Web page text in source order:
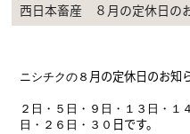
西日本畜産 ８月の定休日の
ニシチクの８ 月の定休日のお知
２日・５日・９ 日・１３日・１
日・２６日・３０ 日です。